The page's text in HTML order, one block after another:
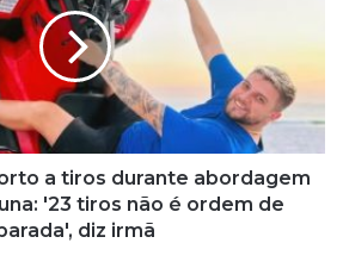
a tiros durante abordagem
'23 tiros não é ordem de
diz irmã